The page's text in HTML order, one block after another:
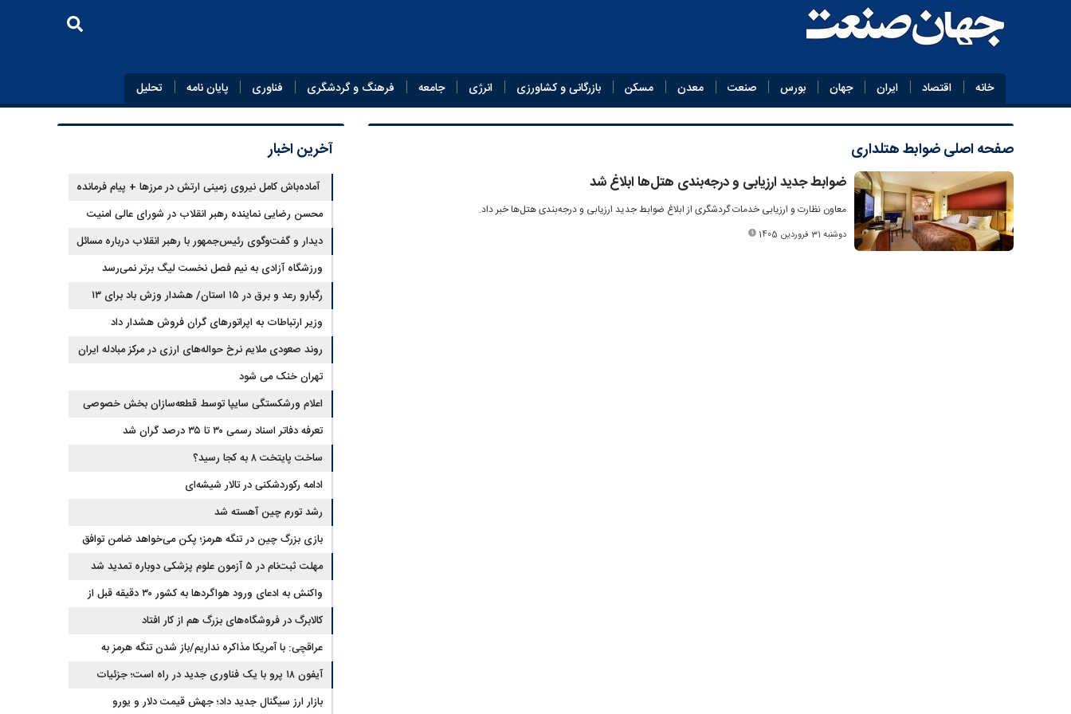
خانه اقتصاد ایران جهان بورس صنعت معدن مسکن بازرگانی و کشاورزی انرژی جامعه فرهنگ و گردشگری فناوری پایان‌ نامه تحلیل
صفحه اصلیضوابط هتلداری
ضوابط جدید ارزیابی و درجه‌بندی هتل‌ها ابلاغ شد
معاون نظارت و ارزیابی خدمات گردشگری از ابلاغ ضوابط جدید ارزیابی و درجه‌بندی هتل‌ها خبر داد.
دوشنبه 31 فروردین 1405
آخرین اخبار
آماده‌باش کامل نیروی زمینی ارتش در مرزها + پیام فرمانده
نیروی زمینی ارتش
محسن رضایی نماینده رهبر انقلاب در شورای عالی امنیت
ملی شد
دیدار و گفت‌وگوی رئیس‌جمهور با رهبر انقلاب درباره مسائل
اقتصادی و نظامی کشور
ورزشگاه آزادی به نیم فصل نخست لیگ برتر نمی‌رسد
رگبارو رعد و برق در ۱۵ استان/ هشدار وزش باد برای ۱۳
استان‌
وزیر ارتباطات به اپراتورهای گران فروش هشدار داد
روند صعودی ملایم نرخ حواله‌های ارزی در مرکز مبادله ایران
تهران خنک می شود
اعلام ورشکستگی سایپا توسط قطعه‌سازان بخش خصوصی
تعرفه دفاتر اسناد رسمی ۳۰ تا ۳۵ درصد گران شد
ساخت پایتخت ۸ به کجا رسید؟
ادامه رکوردشکنی در تالار شیشه‌ای
رشد تورم چین آهسته شد
بازی بزرگ چین در تنگه هرمز؛ پکن می‌خواهد ضامن توافق
ایران و آمریکا شود
مهلت ثبت‌نام در ۵ آزمون علوم پزشکی دوباره تمدید شد
واکنش به ادعای ورود هواگردها به کشور ۳۰ دقیقه قبل از
حمله به بیت رهبری
کالابرگ در فروشگاه‌های بزرگ هم از کار افتاد
عراقچی: با آمریکا مذاکره نداریم/باز شدن تنگه هرمز به
شرایطی غیر از تفاهم با عمان مرتبط است
آیفون ۱۸ پرو با یک فناوری جدید در راه است؛ جزئیات
گوشی جنجالی اپل
بازار ارز سیگنال جدید داد؛ جهش قیمت دلار و یورو